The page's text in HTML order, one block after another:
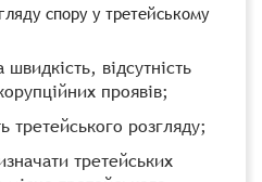
спору у третейському
швидкість, відсутність
проявів;
третейського розгляду;
третейських